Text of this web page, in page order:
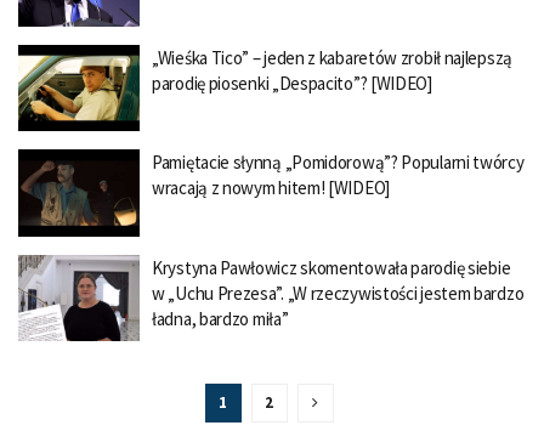
„Wieśka Tico” – jeden z kabaretów zrobił najlepszą
parodię piosenki „Despacito”? [WIDEO]
Pamiętacie słynną „Pomidorową”? Popularni twórcy
wracają z nowym hitem! [WIDEO]
Krystyna Pawłowicz skomentowała parodię siebie
w „Uchu Prezesa”. „W rzeczywistości jestem bardzo
ładna, bardzo miła”
1 2